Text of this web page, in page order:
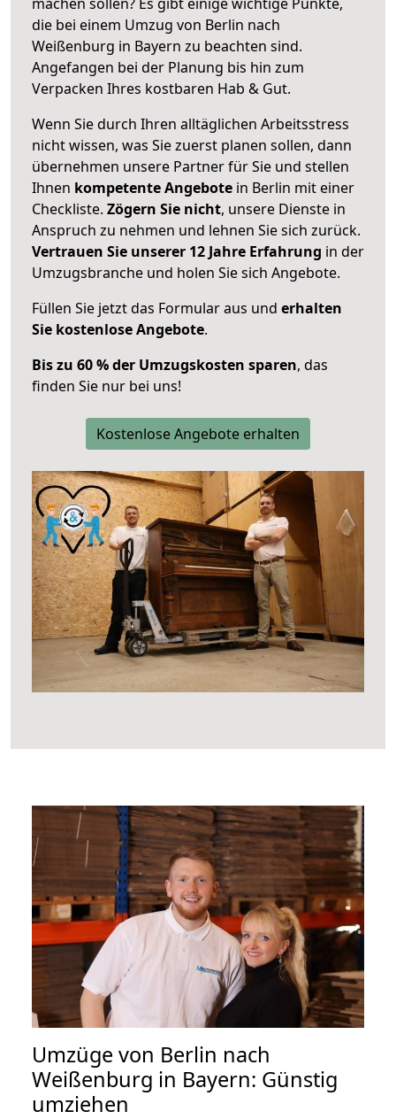
die bei einem Umzug von Berlin nach
Weißenburg in Bayern zu beachten sind.
Angefangen bei der Planung bis hin zum
Verpacken Ihres kostbaren Hab & Gut.
Wenn Sie durch Ihren alltäglichen Arbeitsstress
nicht wissen, was Sie zuerst planen sollen, dann
übernehmen unsere Partner für Sie und stellen
Ihnen kompetente Angebote in Berlin mit einer
Checkliste. Zögern Sie nicht, unsere Dienste in
Anspruch zu nehmen und lehnen Sie sich zurück.
Vertrauen Sie unserer 12 Jahre Erfahrung in der
Umzugsbranche und holen Sie sich Angebote.
Füllen Sie jetzt das Formular aus und erhalten
Sie kostenlose Angebote.
Bis zu 60 % der Umzugskosten sparen, das
finden Sie nur bei uns!
Kostenlose Angebote erhalten
Umzüge von Berlin nach
Weißenburg in Bayern: Günstig
umziehen